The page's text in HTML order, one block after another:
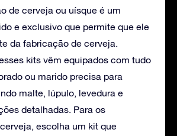
de cerveja ou uísque é um
e exclusivo que permite que ele
da fabricação de cerveja.
kits vêm equipados com tudo
ou marido precisa para
malte, lúpulo, levedura e
detalhadas. Para os
escolha um kit que